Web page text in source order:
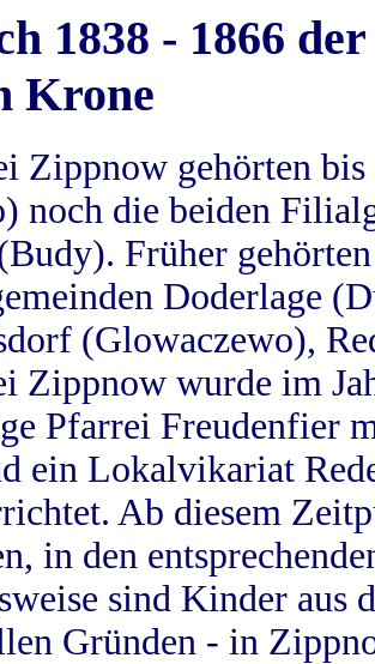
1838 - 1866
Krone
Zippnow gehörten
noch die beiden
Früher
Doderlage
(Glowaczewo),
Zippnow wurde im
Pfarrei Freudenfier
ein Lokalvikariat
Ab diesem
in den
sind Kinder aus
Gründen - in